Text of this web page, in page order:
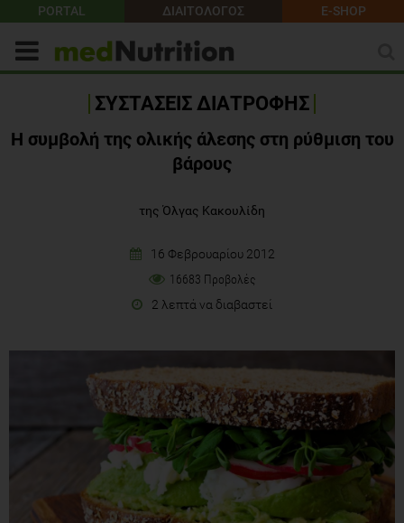
PORTAL ΔΙΑΙΤΟΛΟΓΟΣ E-SHOP
ΣΥΣΤΑΣΕΙΣ ΔΙΑΤΡΟΦΗΣ
Η συμβολή της ολικής άλεσης στη ρύθμιση του
βάρους
της Όλγας Κακουλίδη
16 Φεβρουαρίου 2012
16683 Προβολές
2 λεπτά να διαβαστεί